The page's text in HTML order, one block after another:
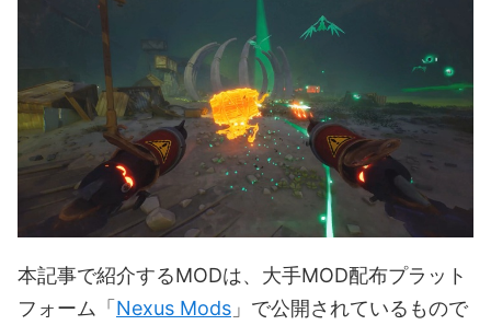
本記事で紹介するMODは、大手MOD配布プラット
フォーム「 Nexus Mods 」で公開されているもので